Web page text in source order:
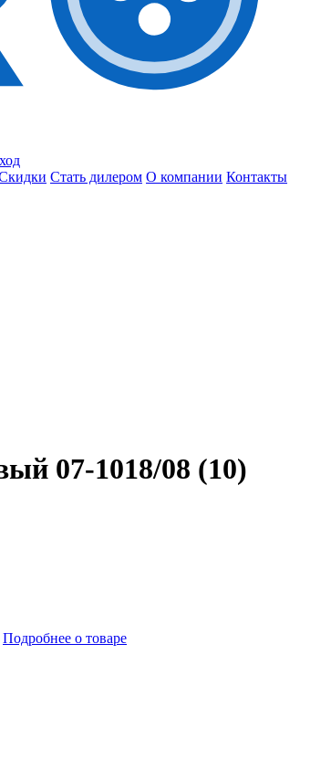
Стать дилером О компании Контакты
07-1018/08 (10)
Подробнее о товаре